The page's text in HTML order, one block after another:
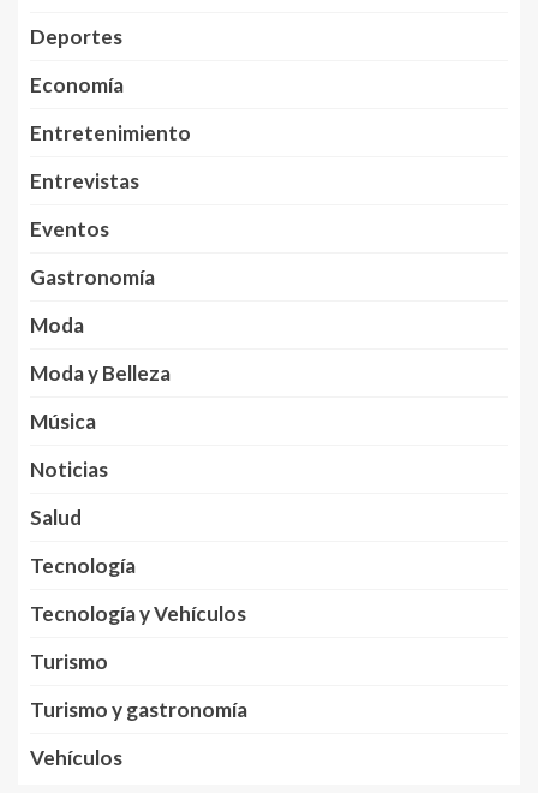
Deportes
Economía
Entretenimiento
Entrevistas
Eventos
Gastronomía
Moda
Moda y Belleza
Música
Noticias
Salud
Tecnología
Tecnología y Vehículos
Turismo
Turismo y gastronomía
Vehículos